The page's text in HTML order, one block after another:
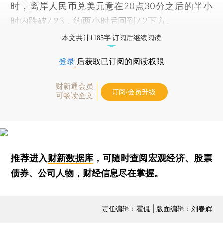
时，离岸人民币兑美元意在20点30分之后的半小
时内跌破7.23，约两小时后回到7.2下方。
本文共计1185字 订阅后继续阅读
登录 后获取已订阅的阅读权限
财新通会员
可畅读全文
订阅/会员升级
推荐进入财新数据库 ，可随时查阅宏观经济、股票
债券、公司人物，财经信息尽在掌握。
责任编辑：霍侃 | 版面编辑：刘春辉